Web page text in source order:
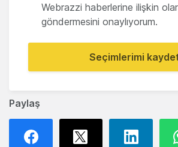
Paylaş
Webrazzi haberlerine ilişkin
göndermesini onaylıyorum.
Seçimlerimi